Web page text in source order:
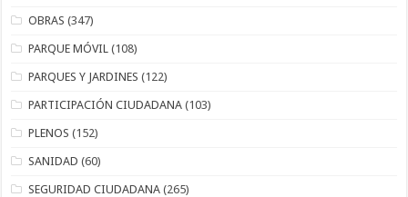
OBRAS (347)
PARQUE MÓVIL (108)
PARQUES Y JARDINES (122)
PARTICIPACIÓN CIUDADANA (103)
PLENOS (152)
SANIDAD (60)
SEGURIDAD CIUDADANA (265)